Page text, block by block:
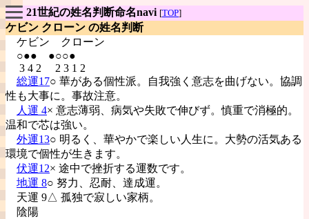
21世紀の姓名判断命名navi [TOP]
ケビン クローン の姓名判断
ケビン
クローン
○●● ●○○●
3 4 2 2 3 1 2
総運17○ 華がある個性派。自我強く意志を曲げない。協調
性も大事に。事故注意。
人運 4× 意志薄弱、病気や失敗で伸びず。慎重で消極的。
温和で芯は強い。
外運13○ 明るく、華やかで楽しい人生に。大勢の活気ある
環境で個性が生きます。
伏運12× 途中で挫折する運数です。
地運 8○ 努力、忍耐、達成運。
天運 9△ 孤独で寂しい家柄。
陰陽